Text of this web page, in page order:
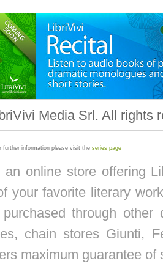
Media Srl. All rights
further information please visit the series page
online store offering
your favorite literary
through
chain stores Giunti,
maximum guarantee